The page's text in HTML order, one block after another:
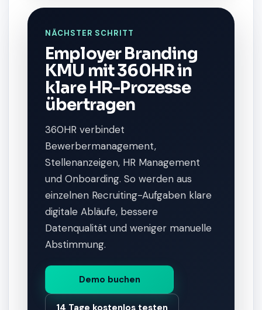
NÄCHSTER SCHRITT
Employer Branding
KMU mit 360HR in
klare HR-Prozesse
übertragen
360HR verbindet
Bewerbermanagement,
Stellenanzeigen, HR Management
und Onboarding. So werden aus
einzelnen Recruiting-Aufgaben klare
digitale Abläufe, bessere
Datenqualität und weniger manuelle
Abstimmung.
Demo buchen
14 Tage kostenlos testen